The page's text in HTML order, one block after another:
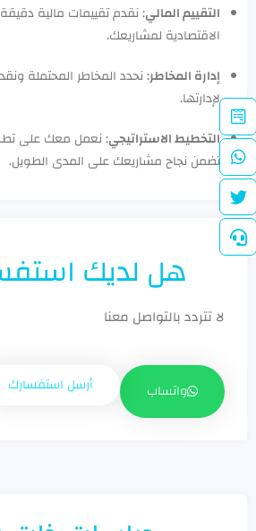
التقييم المالي: نقدم تقييمات مالية
الاقتصادية لمشاريعك.
إدارة المخاطر: نحدد المخاطر المحتملة
لإدارتها.
التخطيط الاستراتيجي: نعمل معك على
تضمن نجاح مشاريعك على المدى الطويل.
هل لديك
لا تتردد بالتواصل معنا
واتساب أرسل استفسارك